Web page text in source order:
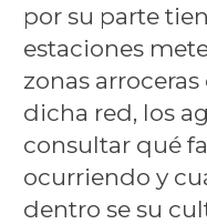
por su parte
estaciones
zonas arroceras
dicha red, los
consultar qué
ocurriendo y
dentro se su